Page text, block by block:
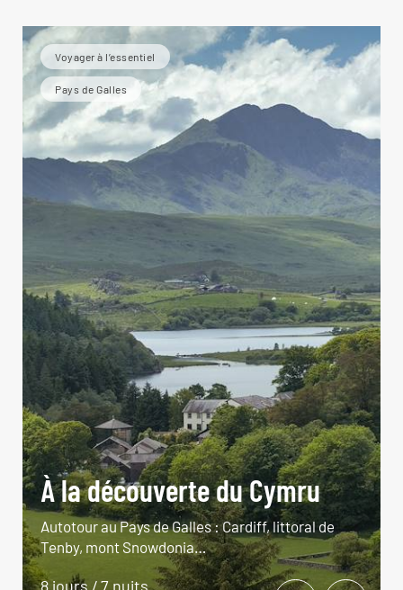
Voyager à l’essentiel
Pays de Galles
À la découverte du Cymru
Autotour au Pays de Galles : Cardiff, littoral de
Tenby, mont Snowdonia…
8 jours / 7 nuits